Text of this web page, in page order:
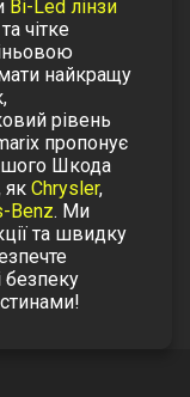
Bi-Led лінзи
чітке
найкращу
рівень
пропонує
Шкода
як Chrysler,
Benz. Ми
та швидку
безпеку